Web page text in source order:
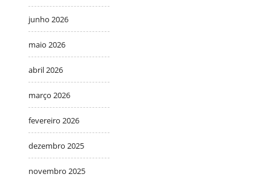
junho 2026
maio 2026
abril 2026
março 2026
fevereiro 2026
dezembro 2025
novembro 2025